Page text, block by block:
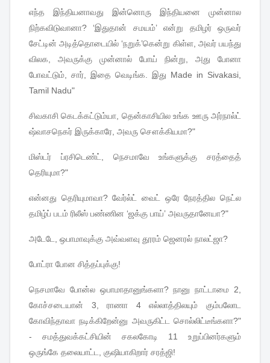
எந்த இந்தியனாவது இன்னொரு இந்தியனை
முன்னால
நிற்கவிடுவானா? ‘இதுதான் சமயம்’என்று தமிழர்
ஒருவர்
சேட்டின் அடித்தொடையில் ‘நறுக்’கென்று கிள்ள, அவர் பயந்து
விலக
அவருக்கு முன்னால் போய் நின்று அது
போனா
போவட்டும்
சார் இதை வெடிங்க இது Made in Sivakasi,
Tamil Nadu"
சிவகாசி கெடக்கட்டும்யா தென்காசியில உங்க ஊரு அர்நால்ட்
ஷ்வாசநெகர் இருக்காரே அவரு சௌக்கியமா?"
மிஸ்டர் ப்ரசிடெண்ட் நெசமாவே உங்களுக்கு
சரத்தைத்
தெரியுமா?"
என்னது தெரியுமாவா?வேர்ல்ட் வைட் ஒரே நேரத்தில நெட்ல
தமிழ்ப் படம் ரிலீஸ் பண்ணின ‘ஜக்கு பாய்’ அவருதானேயா?"
அடேடே ஒபாமாவுக்கு அவ்வளவு தூரம் ஜெனரல் நாலட்ஜா?
போட்ரா போன சித்தப்புக்கு!
நெசமாவே போன்ல ஒபாமாதானுங்களா?நானு நாட்டாமை 2,
கோச்சடையான் 3,ராணா 4எல்லாத்திலயும்
கும்பலோட
கோவிந்தாவா நடிக்கிறேன்னு அவருகிட்ட சொல்லிட்டீங்களா?"
- சமத்துவக்கட்சியின் சகலகோடி 11 உறுப்பினர்களும்
ஒருங்கே தலையாட்ட குஷியாகிறார் சரத்ஜி!